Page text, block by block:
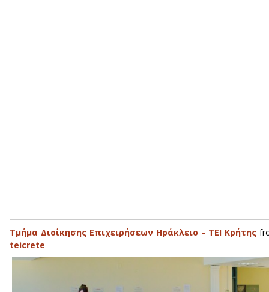
Τμήμα Διοίκησης Επιχειρήσεων Ηράκλειο - ΤΕΙ Κρήτης
teicrete